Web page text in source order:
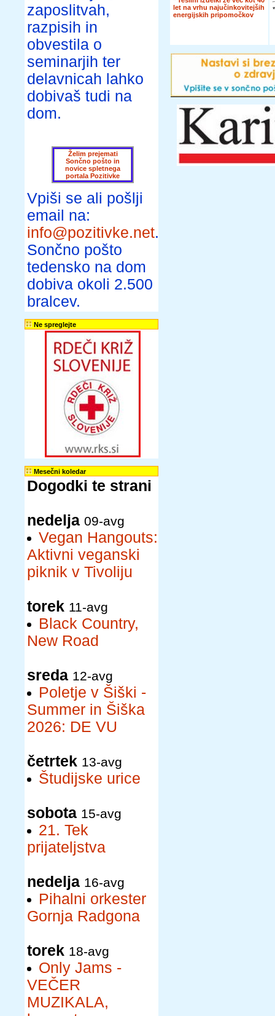
zaposlitvah,
razpisih in
obvestila o
seminarjih ter
delavnicah lahko
dobivaš tudi na
dom.
Želim prejemati
Sončno pošto in
novice spletnega
portala Pozitivke
Vpiši se ali pošlji
email na:
info@pozitivke.net.
Sončno pošto
tedensko na dom
dobiva okoli 2.500
bralcev.
Ne spreglejte
Mesečni koledar
Dogodki te strani
nedelja 09-avg
Vegan Hangouts:
Aktivni veganski
piknik v Tivoliju
torek 11-avg
Black Country,
New Road
sreda 12-avg
Poletje v Šiški -
Summer in Šiška
2026: DE VU
četrtek 13-avg
Študijske urice
sobota 15-avg
21. Tek
prijateljstva
nedelja 16-avg
Pihalni orkester
Gornja Radgona
torek 18-avg
Only Jams -
VEČER
MUZIKALA,
let na vrhu najučinkovitejših
energijskih pripomočkov